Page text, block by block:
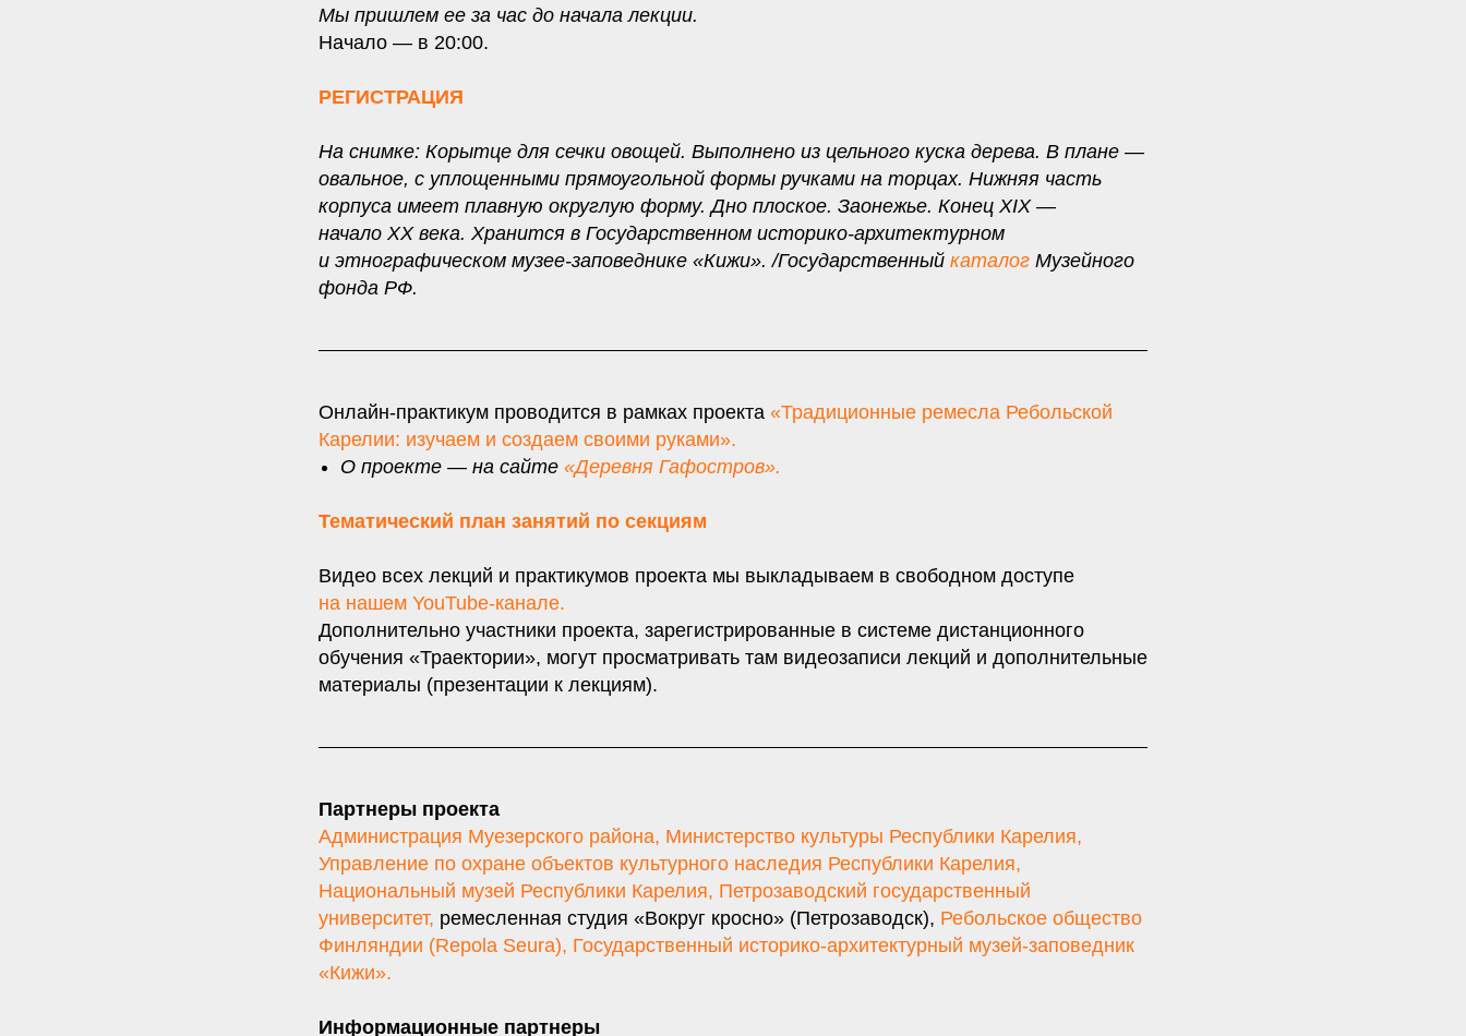
Мы пришлем ее за час до начала лекции.
Начало — в 20:00.
РЕГИСТРАЦИЯ
На снимке: Корытце для сечки овощей. Выполнено из цельного куска дерева. В плане —
овальное, с уплощенными прямоугольной формы ручками на торцах. Нижняя часть
корпуса имеет плавную округлую форму. Дно плоское. Заонежье. Конец XIX —
начало ХХ века. Хранится в Государственном историко-архитектурном
и этнографическом музее-заповеднике «Кижи». /Государственный каталог Музейного
фонда РФ.
Онлайн-практикум проводится в рамках проекта «Традиционные ремесла Ребольской
Карелии: изучаем и создаем своими руками».
О проекте — на сайте «Деревня Гафостров».
Тематический план занятий по секциям
Видео всех лекций и практикумов проекта мы выкладываем в свободном доступе
на нашем YouTube-канале.
Дополнительно участники проекта, зарегистрированные в системе дистанционного
обучения «Траектории», могут просматривать там видеозаписи лекций и дополнительные
материалы (презентации к лекциям).
Партнеры проекта
Администрация Муезерского района, Министерство культуры Республики Карелия,
Управление по охране объектов культурного наследия Республики Карелия,
Национальный музей Республики Карелия, Петрозаводский государственный
университет, ремесленная студия «Вокруг кросно» (Петрозаводск), Ребольское общество
Финляндии (Repola Seura), Государственный историко-архитектурный музей-заповедник
«Кижи».
Информационные партнеры